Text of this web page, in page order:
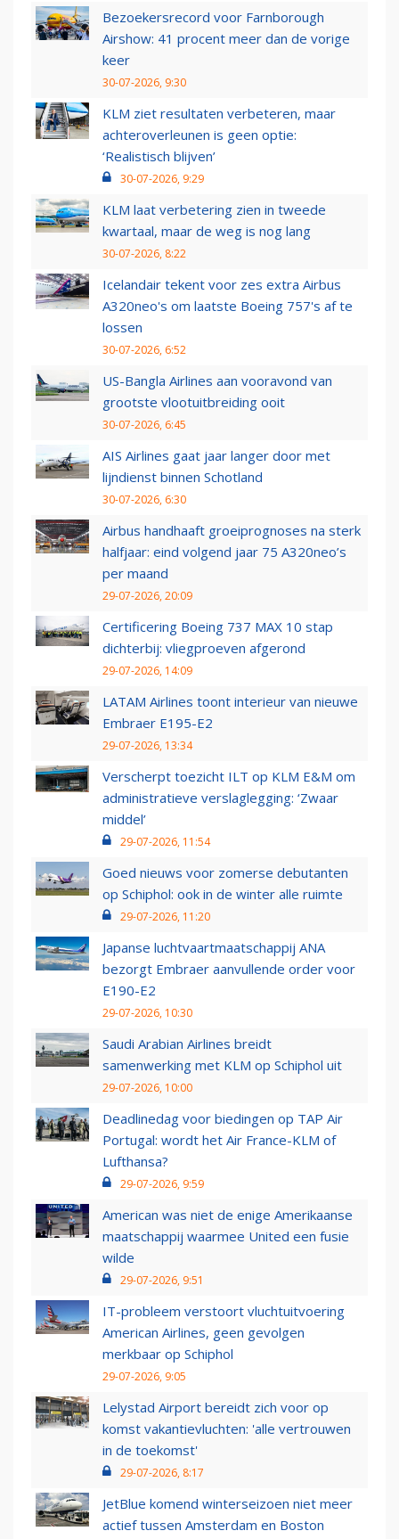
Bezoekersrecord voor Farnborough
Airshow: 41 procent meer dan de vorige
keer
30-07-2026, 9:30
KLM ziet resultaten verbeteren, maar
achteroverleunen is geen optie:
‘Realistisch blijven’
30-07-2026, 9:29
KLM laat verbetering zien in tweede
kwartaal, maar de weg is nog lang
30-07-2026, 8:22
Icelandair tekent voor zes extra Airbus
A320neo's om laatste Boeing 757's af te
lossen
30-07-2026, 6:52
US-Bangla Airlines aan vooravond van
grootste vlootuitbreiding ooit
30-07-2026, 6:45
AIS Airlines gaat jaar langer door met
lijndienst binnen Schotland
30-07-2026, 6:30
Airbus handhaaft groeiprognoses na sterk
halfjaar: eind volgend jaar 75 A320neo’s
per maand
29-07-2026, 20:09
Certificering Boeing 737 MAX 10 stap
dichterbij: vliegproeven afgerond
29-07-2026, 14:09
LATAM Airlines toont interieur van nieuwe
Embraer E195-E2
29-07-2026, 13:34
Verscherpt toezicht ILT op KLM E&M om
administratieve verslaglegging: ‘Zwaar
middel’
29-07-2026, 11:54
Goed nieuws voor zomerse debutanten
op Schiphol: ook in de winter alle ruimte
29-07-2026, 11:20
Japanse luchtvaartmaatschappij ANA
bezorgt Embraer aanvullende order voor
E190-E2
29-07-2026, 10:30
Saudi Arabian Airlines breidt
samenwerking met KLM op Schiphol uit
29-07-2026, 10:00
Deadlinedag voor biedingen op TAP Air
Portugal: wordt het Air France-KLM of
Lufthansa?
29-07-2026, 9:59
American was niet de enige Amerikaanse
maatschappij waarmee United een fusie
wilde
29-07-2026, 9:51
IT-probleem verstoort vluchtuitvoering
American Airlines, geen gevolgen
merkbaar op Schiphol
29-07-2026, 9:05
Lelystad Airport bereidt zich voor op
komst vakantievluchten: 'alle vertrouwen
in de toekomst'
29-07-2026, 8:17
JetBlue komend winterseizoen niet meer
actief tussen Amsterdam en Boston